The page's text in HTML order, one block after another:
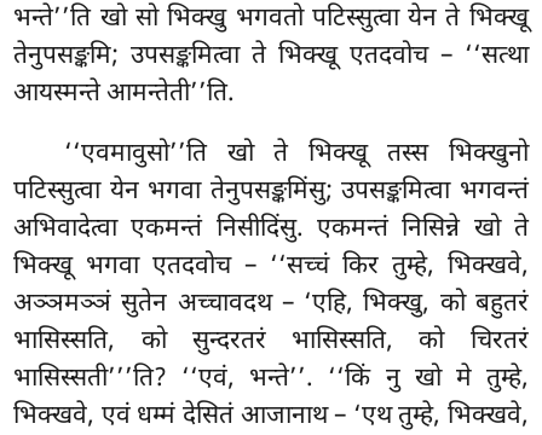
भन्ते’’ति खो सो भिक्खु भगवतो पटिस्सुत्वा येन ते भिक्खू
तेनुपसङ्कमि; उपसङ्कमित्वा ते भिक्खू एतदवोच – ‘‘सत्था
आयस्मन्ते आमन्तेती’’ति.
‘‘एवमावुसो’’ति खो ते भिक्खू तस्स भिक्खुनो
पटिस्सुत्वा येन भगवा तेनुपसङ्कमिंसु; उपसङ्कमित्वा भगवन्तं
अभिवादेत्वा एकमन्तं निसीदिंसु. एकमन्तं निसिन्ने खो ते
भिक्खू भगवा एतदवोच – ‘‘सच्चं किर तुम्हे, भिक्खवे,
अञ्ञमञ्ञं सुतेन अच्चावदथ – ‘एहि, भिक्खु, को बहुतरं
भासिस्सति, को सुन्दरतरं भासिस्सति, को चिरतरं
भासिस्सती’’’ति? ‘‘एवं, भन्ते’’. ‘‘किं नु खो मे तुम्हे,
भिक्खवे, एवं धम्मं देसितं आजानाथ – ‘एथ तुम्हे, भिक्खवे,